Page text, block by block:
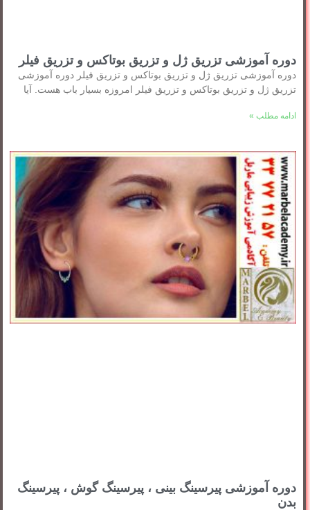
دوره آموزشی تزریق ژل و تزریق بوتاکس و تزریق فیلر
دوره آموزشی تزریق ژل و تزریق بوتاکس و تزریق فیلر دوره آموزشی
تزریق ژل و تزریق بوتاکس و تزریق فیلر امروزه بسیار باب هست. آیا
ادامه مطلب »
دوره آموزشی پیرسینگ بینی ، پیرسینگ گوش ، پیرسینگ
بدن